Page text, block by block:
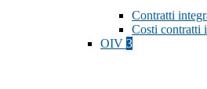
Contratti
Costi contratti
OIV 3